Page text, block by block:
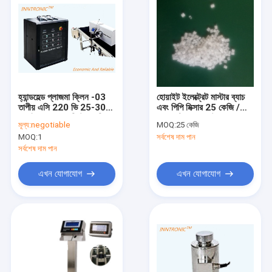
হ্যান্ডহেল্ড প্লাজমা ক্লিন -03
তাপীয় এসি 220 ভি 25-30
কালো পোর্টেবল টিআইজে
ইঙ্কজেট প্রিন্টার প্লাজমা
চিকিত্সক 10 মিমি * 3 7.5 এ
মূল্য:negotiable
MOQ:1
সর্বশেষ দাম পান
এখন যোগাযোগ
হোয়াইট ইলেক্ট্রেট মাস্টার ব্যাচ
এবং পিপি মিক্সার 25 কেজি /
ফ্যাব্রিক মাস্কের জন্য মিক্সার
উপাদান 2.2-2.8 কেভি
MOQ:25 কেজি
সর্বশেষ দাম পান
এখন যোগাযোগ